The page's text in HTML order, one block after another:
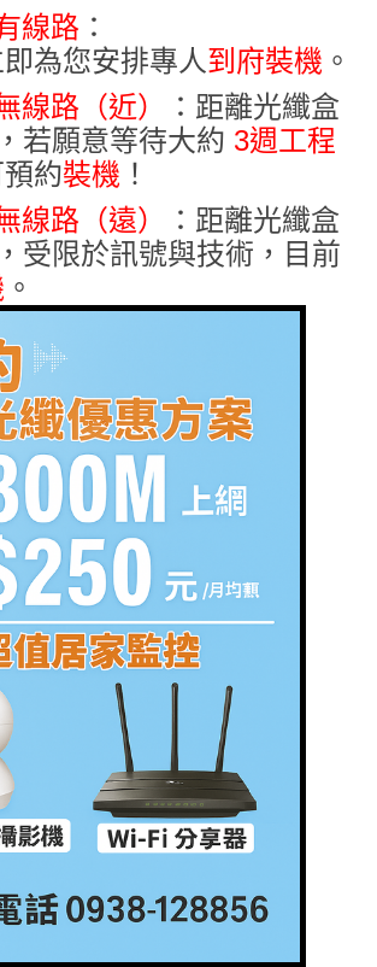
線路 ：
為您安排專人到府裝機 。
線路（近）
：距離光纖盒
，若願意等待大約 3週工程
預約裝機 ！
線路（遠）
：距離光纖盒
，受限於訊號與技術，目前
。